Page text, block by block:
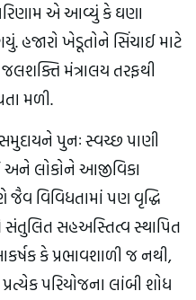
એ આવ્યું કે ઘણા
હજારો ખેડૂતોને સિંચાઈ માટે
મંત્રાલય તરફથી
મળી.
પુનઃ સ્વચ્છ પાણી
અને લોકોને આજીવિકા
વિવિધતામાં પણ વૃદ્ધિ
સંતુલિત સહઅસ્તિત્વ સ્થાપિત
કે પ્રભાવશાળી જ નથી,
પરિયોજના લાંબી શોધ